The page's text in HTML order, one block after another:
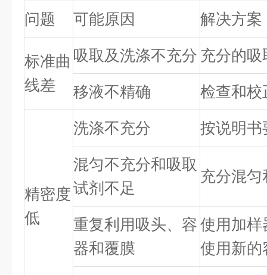
问题 可能原因 解决方案
标准曲
线差
吸取及洗涤不充分 充分的
移液不精确 检查和校
精密度
低
洗涤不充分 按说明书
混匀不充分和吸取
试剂不足
充分混
重复利用吸头、容
器和覆膜
使用加样
使用新的